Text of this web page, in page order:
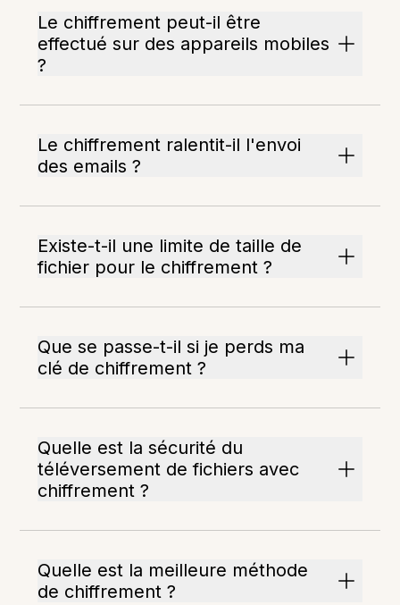
Le chiffrement peut-il être
effectué sur des appareils mobiles
?
Le chiffrement ralentit-il l'envoi
des emails ?
Existe-t-il une limite de taille de
fichier pour le chiffrement ?
Que se passe-t-il si je perds ma
clé de chiffrement ?
Quelle est la sécurité du
téléversement de fichiers avec
chiffrement ?
Quelle est la meilleure méthode
de chiffrement ?